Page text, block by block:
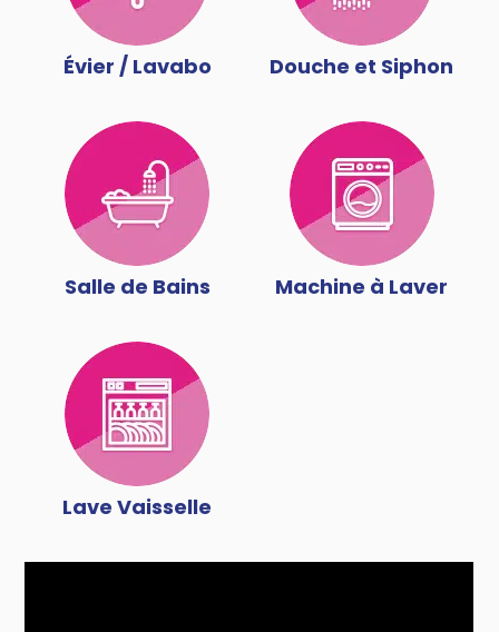
Évier / Lavabo Douche et Siphon
Salle de Bains Machine à Laver
Lave Vaisselle